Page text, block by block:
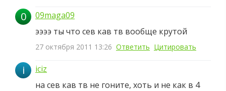
0
09maga09
ээээ ты что сев кав тв вообще крутой
27 октября 2011 13:26 Ответить Цитировать
i
iciz
на сев кав тв не гоните, хоть и не как в 4